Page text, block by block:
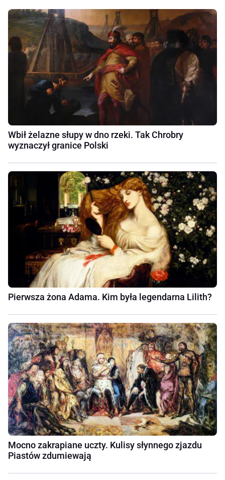
Wbił żelazne słupy w dno rzeki. Tak Chrobry
wyznaczył granice Polski
Pierwsza żona Adama. Kim była legendarna Lilith?
Mocno zakrapiane uczty. Kulisy słynnego zjazdu
Piastów zdumiewają